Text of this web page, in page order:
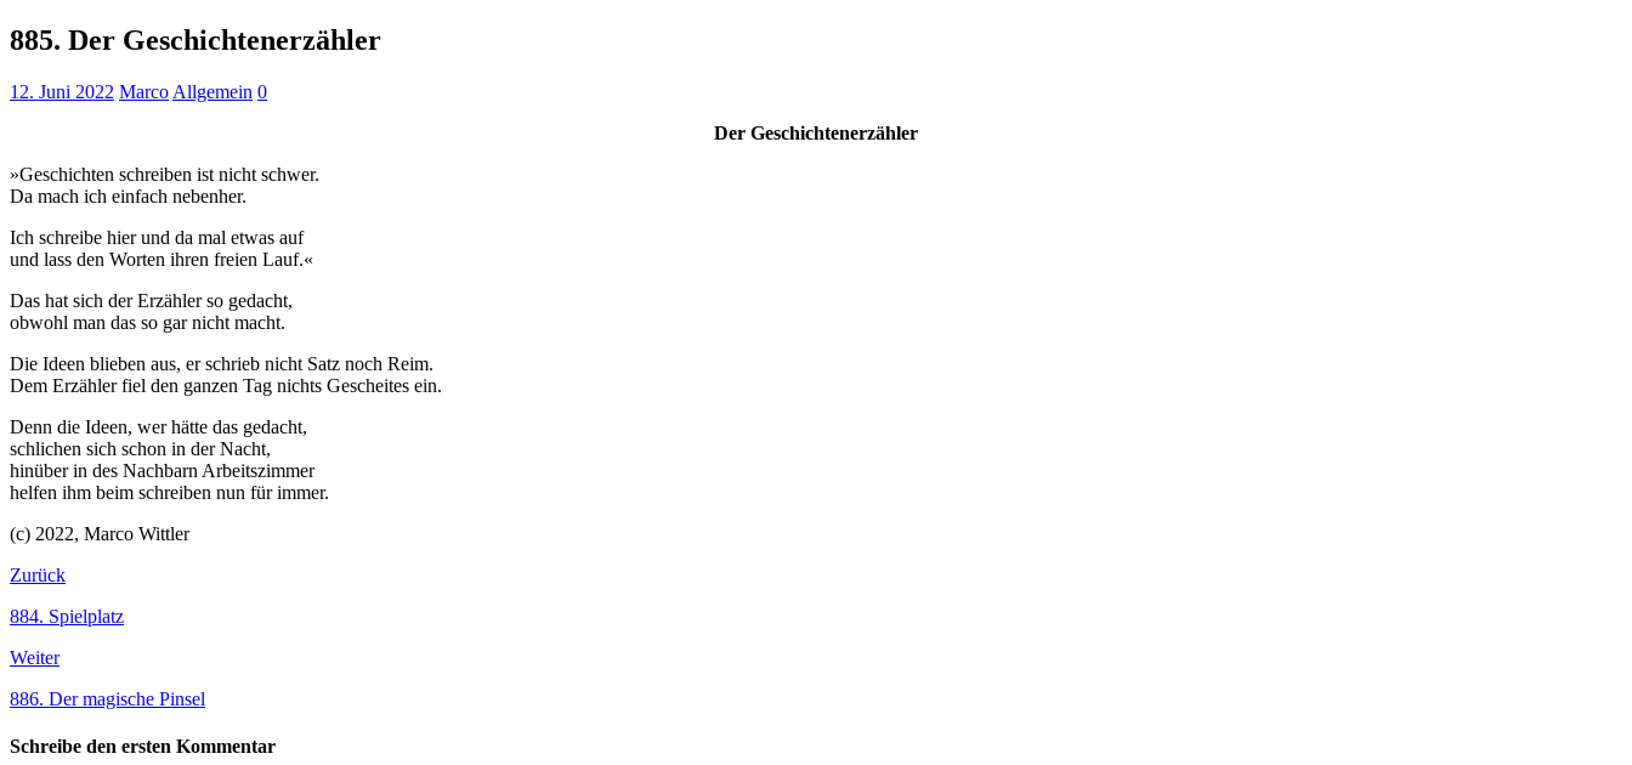
885. Der Geschichtenerzähler
12. Juni 2022 Marco Allgemein 0
Der Geschichtenerzähler
»Geschichten schreiben ist nicht schwer.
Da mach ich einfach nebenher.
Ich schreibe hier und da mal etwas auf
und lass den Worten ihren freien Lauf.«
Das hat sich der Erzähler so gedacht,
obwohl man das so gar nicht macht.
Die Ideen blieben aus, er schrieb nicht Satz noch Reim.
Dem Erzähler fiel den ganzen Tag nichts Gescheites ein.
Denn die Ideen, wer hätte das gedacht,
schlichen sich schon in der Nacht,
hinüber in des Nachbarn Arbeitszimmer
helfen ihm beim schreiben nun für immer.
(c) 2022, Marco Wittler
Zurück
884. Spielplatz
Weiter
886. Der magische Pinsel
Schreibe den ersten Kommentar